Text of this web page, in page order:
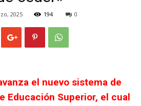
2025 194 0
el nuevo sistema de
Educación Superior, el cual